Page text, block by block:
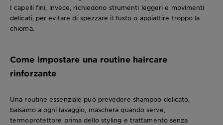
I capelli fini, invece, richiedono strumenti leggeri e movimenti
delicati, per evitare di spezzare il fusto o appiattire troppo la
chioma.
Come impostare una routine haircare
rinforzante
Una routine essenziale può prevedere shampoo delicato,
balsamo a ogni lavaggio, maschera quando serve,
termoprotettore prima dello styling e trattamento senza